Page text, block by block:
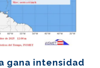
gana intensidad